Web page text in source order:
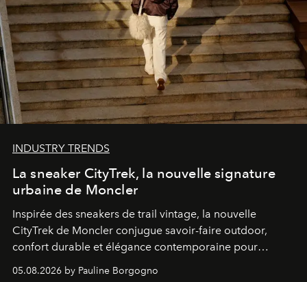
INDUSTRY TRENDS
La sneaker CityTrek, la nouvelle signature
urbaine de Moncler
Inspirée des sneakers de trail vintage, la nouvelle
CityTrek de Moncler conjugue savoir-faire outdoor,
confort durable et élégance contemporaine pour
accompagner les explorations du quotidien.
05.08.2026 by Pauline Borgogno